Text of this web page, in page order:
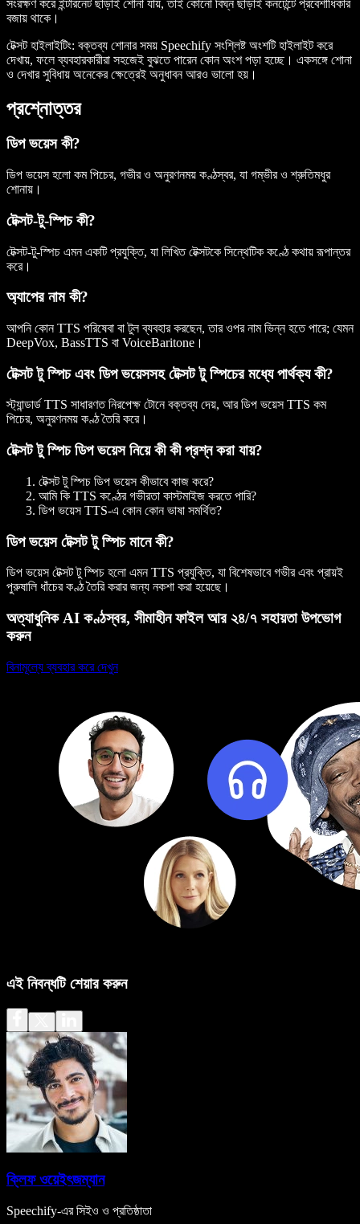
সংরক্ষণ করে ইন্টারনেট ছাড়াই শোনা যায়, তাই কোনো বিঘ্ন ছাড়াই কনটেন্টে প্রবেশাধিকার
বজায় থাকে।
টেক্সট হাইলাইটিং: বক্তব্য শোনার সময় Speechify সংশ্লিষ্ট অংশটি হাইলাইট করে
দেখায়, ফলে ব্যবহারকারীরা সহজেই বুঝতে পারেন কোন অংশ পড়া হচ্ছে। একসঙ্গে শোনা
ও দেখার সুবিধায় অনেকের ক্ষেত্রেই অনুধাবন আরও ভালো হয়।
প্রশ্নোত্তর
ডিপ ভয়েস কী?
ডিপ ভয়েস হলো কম পিচের, গভীর ও অনুরণনময় কণ্ঠস্বর, যা গম্ভীর ও শ্রুতিমধুর
শোনায়।
টেক্সট-টু-স্পিচ কী?
টেক্সট-টু-স্পিচ এমন একটি প্রযুক্তি, যা লিখিত টেক্সটকে সিন্থেটিক কণ্ঠে কথায় রূপান্তর
করে।
অ্যাপের নাম কী?
আপনি কোন TTS পরিষেবা বা টুল ব্যবহার করছেন, তার ওপর নাম ভিন্ন হতে পারে; যেমন
DeepVox, BassTTS বা VoiceBaritone।
টেক্সট টু স্পিচ এবং ডিপ ভয়েসসহ টেক্সট টু স্পিচের মধ্যে পার্থক্য কী?
স্ট্যান্ডার্ড TTS সাধারণত নিরপেক্ষ টোনে বক্তব্য দেয়, আর ডিপ ভয়েস TTS কম
পিচের, অনুরণনময় কণ্ঠ তৈরি করে।
টেক্সট টু স্পিচ ডিপ ভয়েস নিয়ে কী কী প্রশ্ন করা যায়?
টেক্সট টু স্পিচ ডিপ ভয়েস কীভাবে কাজ করে?
আমি কি TTS কণ্ঠের গভীরতা কাস্টমাইজ করতে পারি?
ডিপ ভয়েস TTS-এ কোন কোন ভাষা সমর্থিত?
ডিপ ভয়েস টেক্সট টু স্পিচ মানে কী?
ডিপ ভয়েস টেক্সট টু স্পিচ হলো এমন TTS প্রযুক্তি, যা বিশেষভাবে গভীর এবং প্রায়ই
পুরুষালি ধাঁচের কণ্ঠ তৈরি করার জন্য নকশা করা হয়েছে।
অত্যাধুনিক AI কণ্ঠস্বর, সীমাহীন ফাইল আর ২৪/৭ সহায়তা উপভোগ
করুন
বিনামূল্যে ব্যবহার করে দেখুন
এই নিবন্ধটি শেয়ার করুন
ক্লিফ ওয়েইৎজম্যান
Speechify-এর সিইও ও প্রতিষ্ঠাতা